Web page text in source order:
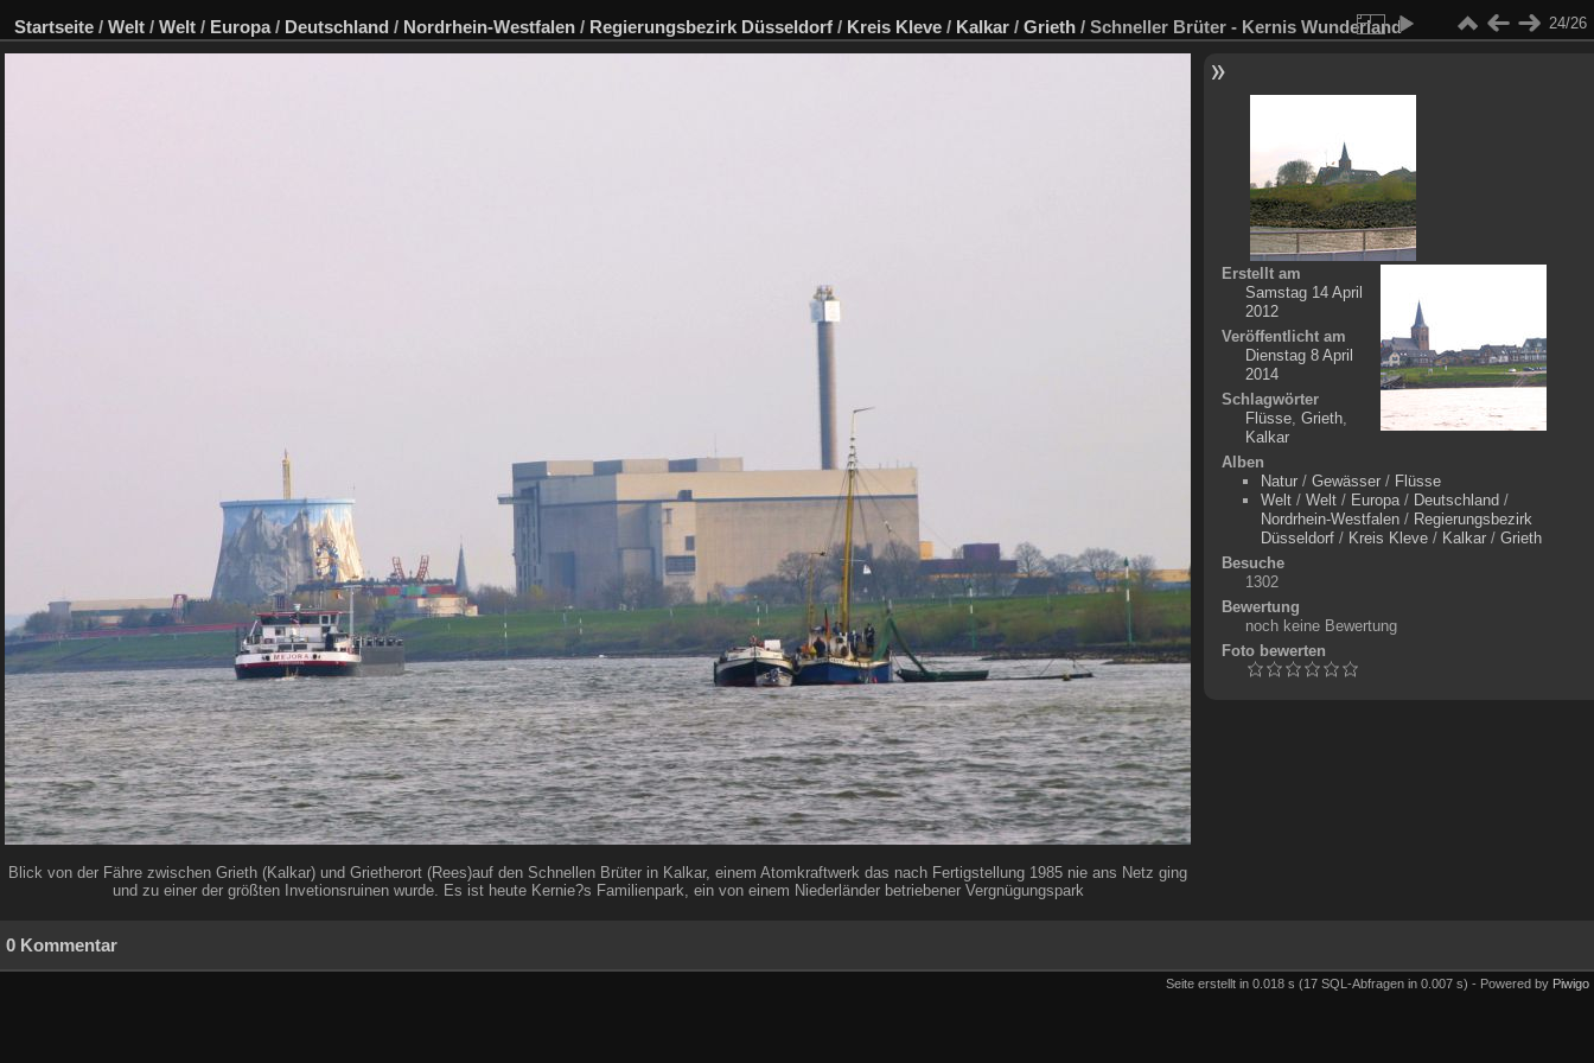
Startseite / Welt / Welt / Europa/ Deutschland / Nordrhein-Westfalen / Regierungsbezirk Düsseldorf / Kreis Kleve / Kalkar / Grieth / Schneller Brüter - Kernis Wunderland 24/26
Blick von der Fähre zwischen Grieth (Kalkar) und Grietherort (Rees)auf den Schnellen Brüter in Kalkar, einem Atomkraftwerk das nach Fertigstellung 1985 nie ans Netz ging
und zu einer der größten Invetionsruinen wurde. Es ist heute Kernie?s Familienpark, ein von einem Niederländer betriebener Vergnügungspark
Erstellt am
Samstag 14 April
2012
Veröffentlicht am
Dienstag 8 April
2014
Schlagwörter
Flüsse, Grieth,
Kalkar
Alben
Natur/ Gewässer/ Flüsse
Welt/ Welt/ Europa/ Deutschland /
Nordrhein-Westfalen/ Regierungsbezirk
Düsseldorf/ Kreis Kleve/ Kalkar/ Grieth
Besuche
1302
Bewertung
noch keine Bewertung
Foto bewerten
0 Kommentar
Seite erstellt in 0.018 s (17 SQL-Abfragen in 0.007 s) - Powered by Piwigo